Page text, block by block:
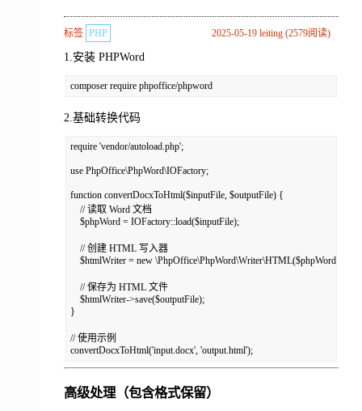
2025-05-19 leiting (2579阅读)
标签 PHP
1.安装 PHPWord
composer require phpoffice/phpword
2.基础转换代码
require 'vendor/autoload.php';
use PhpOffice\PhpWord\IOFactory;
function convertDocxToHtml($inputFile, $outputFile) {
// 读取 Word 文档
$phpWord = IOFactory::load($inputFile);
// 创建 HTML 写入器
$htmlWriter = new \PhpOffice\PhpWord\Writer\HTML($phpWord);
// 保存为 HTML 文件
$htmlWriter->save($outputFile);
}
// 使用示例
convertDocxToHtml('input.docx', 'output.html');
高级处理（包含格式保留）